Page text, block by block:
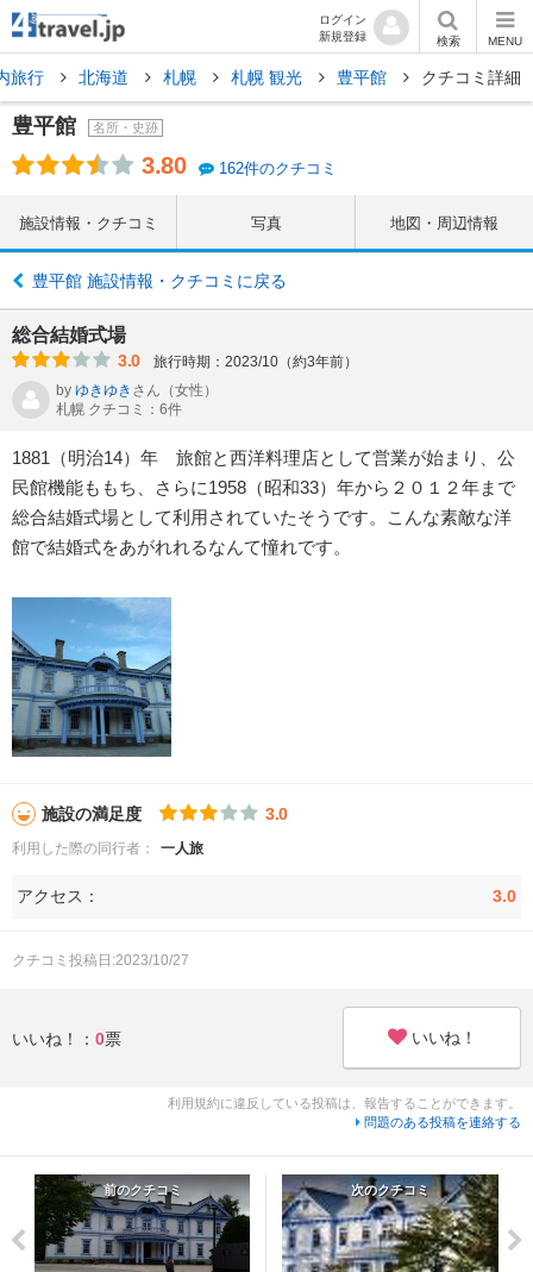
ログイン
新規登録
検索 MENU
旅行 北海道 札幌 札幌 観光 豊平館 クチコミ詳細
豊平館 名所・史跡
3.80 162件のクチコミ
施設情報・クチコミ 写真 地図・周辺情報
豊平館 施設情報・クチコミに戻る
総合結婚式場
3.0
旅行時期：2023/10（約3年前）
by ゆきゆき さん （女性）
札幌 クチコミ：6件
1881（明治14）年 旅館と西洋料理店として営業が始まり、公
民館機能ももち、さらに1958（昭和33）年から２０１２年まで
総合結婚式場として利用されていたそうです。こんな素敵な洋
館で結婚式をあがれれるなんて憧れです。
施設の満足度 3.0
利用した際の同行者： 一人旅
アクセス： 3.0
クチコミ投稿日:2023/10/27
いいね！： 0票 いいね！
利用規約に違反している投稿は、報告することができます。
問題のある投稿を連絡する
前のクチコミ 次のクチコミ